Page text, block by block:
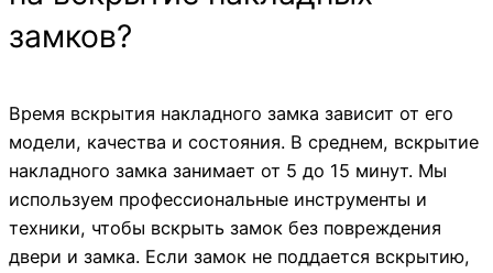
замков?
Время вскрытия накладного замка зависит от его
модели, качества и состояния. В среднем, вскрытие
накладного замка занимает от 5 до 15 минут. Мы
используем профессиональные инструменты и
техники, чтобы вскрыть замок без повреждения
двери и замка. Если замок не поддается вскрытию,